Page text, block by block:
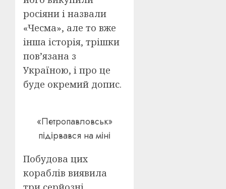
росіяни і назвали
«Чесма», але то вже
інша історія, трішки
пов’язана з
Україною, і про це
буде окремий допис.
«Петропавловськ»
підірвався на міні
Побудова цих
кораблів виявила